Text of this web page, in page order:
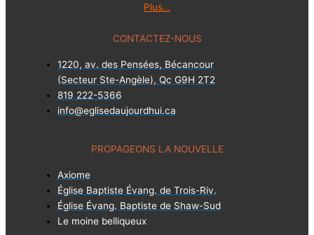
Plus…
CONTACTEZ-NOUS
1220, av. des Pensées, Bécancour
(Secteur Ste-Angèle), Qc G9H 2T2
819 222-5366
info@eglisedaujourdhui.ca
PROPAGEONS LA NOUVELLE
Axiome
Église Baptiste Évang. de Trois-Riv.
Église Évang. Baptiste de Shaw-Sud
Le moine belliqueux